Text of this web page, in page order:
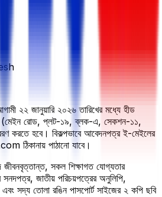
২২ জানুয়ারি ২০২৬ তারিখের মধ্যে হীড
(মেইন রোড, প্লট-১৯, ব্লক-এ, সেকশন-১১,
করতে হবে। বিকল্পভাবে আবেদনপত্র ই-মেইলের
ঠিকানায় পাঠানো যাবে।
জীবনবৃত্তান্ত, সকল শিক্ষাগত যোগ্যতার
জাতীয় পরিচয়পত্রের অনুলিপি,
সদ্য তোলা রঙিন পাসপোর্ট সাইজের ২ কপি ছবি